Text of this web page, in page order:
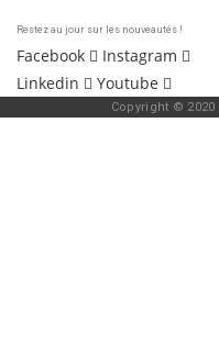
Restez au jour sur les nouveautés !
Facebook
Instagram
Linkedin
Youtube
Copyright © 2020